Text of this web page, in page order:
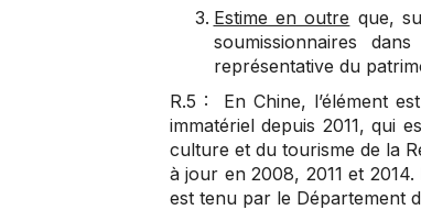
Estime en outre que,
soumissionnaires
représentative du
R.5 : En Chine, l’élément
immatériel depuis 2011, qui
culture et du tourisme de la
à jour en 2008, 2011 et
est tenu par le Département